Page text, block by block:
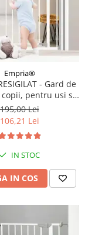
Empria®
- Gard de
pentru usi si
prin presiune,
reglabila 71-77
Empria, Alb
195,00 Lei
106,21 Lei
IN STOC
IN COS